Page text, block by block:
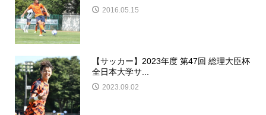
2016.05.15
【サッカー】2023年度 第47回 総理大臣杯
全日本大学サ...
2023.09.02